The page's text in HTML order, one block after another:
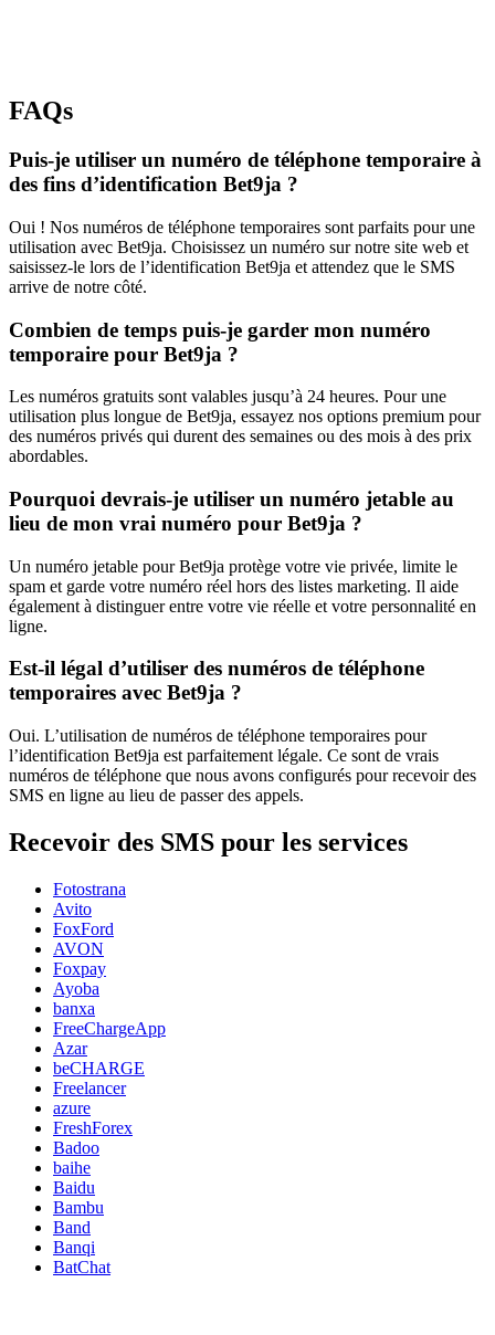
FAQs
Puis-je utiliser un numéro de téléphone temporaire à
des fins d’identification Bet9ja ?
Oui ! Nos numéros de téléphone temporaires sont parfaits pour une
utilisation avec Bet9ja. Choisissez un numéro sur notre site web et
saisissez-le lors de l’identification Bet9ja et attendez que le SMS
arrive de notre côté.
Combien de temps puis-je garder mon numéro
temporaire pour Bet9ja ?
Les numéros gratuits sont valables jusqu’à 24 heures. Pour une
utilisation plus longue de Bet9ja, essayez nos options premium pour
des numéros privés qui durent des semaines ou des mois à des prix
abordables.
Pourquoi devrais-je utiliser un numéro jetable au
lieu de mon vrai numéro pour Bet9ja ?
Un numéro jetable pour Bet9ja protège votre vie privée, limite le
spam et garde votre numéro réel hors des listes marketing. Il aide
également à distinguer entre votre vie réelle et votre personnalité en
ligne.
Est-il légal d’utiliser des numéros de téléphone
temporaires avec Bet9ja ?
Oui. L’utilisation de numéros de téléphone temporaires pour
l’identification Bet9ja est parfaitement légale. Ce sont de vrais
numéros de téléphone que nous avons configurés pour recevoir des
SMS en ligne au lieu de passer des appels.
Recevoir des SMS pour les services
Fotostrana
Avito
FoxFord
AVON
Foxpay
Ayoba
banxa
FreeChargeApp
Azar
beCHARGE
Freelancer
azure
FreshForex
Badoo
baihe
Baidu
Bambu
Band
Banqi
BatChat